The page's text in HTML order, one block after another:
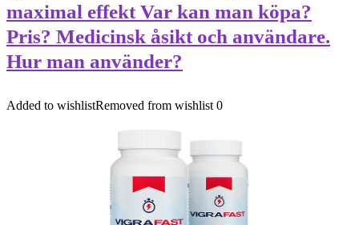
maximal effekt Var kan man köpa?
Pris? Medicinsk åsikt och användare.
Hur man använder?
Added to wishlistRemoved from wishlist 0